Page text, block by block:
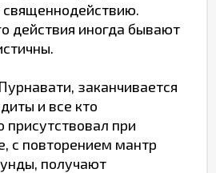
действия иногда бывают
заканчивается
и все кто
присутствовал при
с повторением мантр
получают